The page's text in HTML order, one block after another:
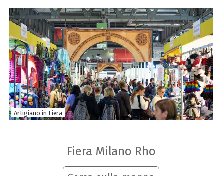
Artigiano in Fiera
Fiera Milano Rho